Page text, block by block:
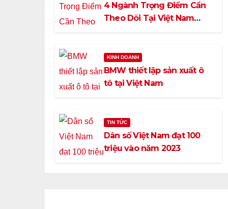
4 Ngành Trọng Điểm Cần
Theo Dõi Tại Việt Nam
KINH DOANH
BMW thiết lập sản xuất ô
tô tại Việt Nam
TIN TỨC
Dân số Việt Nam đạt 100
triệu vào năm 2023